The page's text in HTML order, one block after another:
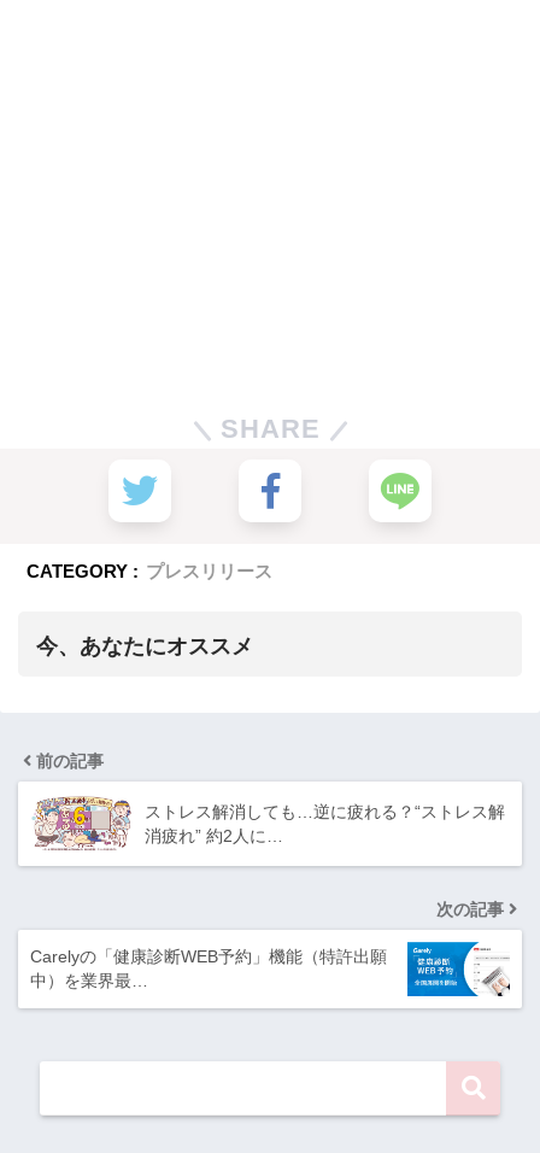
SHARE
CATEGORY : プレスリリース
今、あなたにオススメ
前の記事
ストレス解消しても…逆に疲れる？“ストレス解
消疲れ” 約2人に…
次の記事
Carelyの「健康診断WEB予約」機能（特許出願
中）を業界最…